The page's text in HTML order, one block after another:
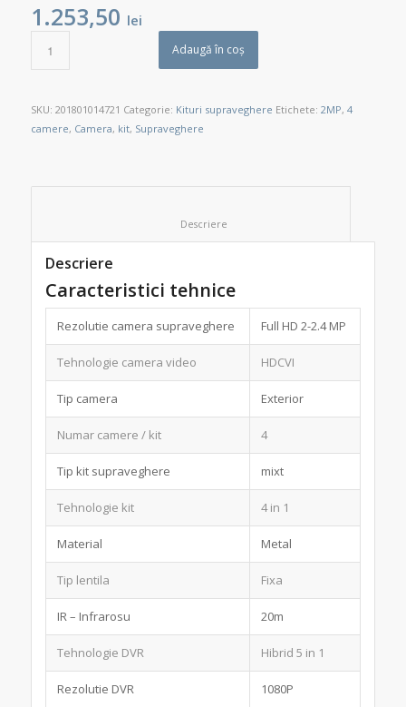
1.253,50 lei
Adaugă în coș
SKU: 201801014721 Categorie: Kituri supraveghere Etichete: 2MP, 4
camere, Camera, kit, Supraveghere
Descriere
Caracteristici tehnice
Rezolutie camera supraveghere Full HD 2-2.4 MP
Tehnologie camera video HDCVI
Tip camera Exterior
Numar camere / kit 4
Tip kit supraveghere mixt
Tehnologie kit 4 in 1
Material Metal
Tip lentila Fixa
IR – Infrarosu 20m
Tehnologie DVR Hibrid 5 in 1
Rezolutie DVR 1080P